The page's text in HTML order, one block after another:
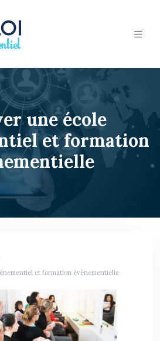
une école
et formation
et formation événementielle